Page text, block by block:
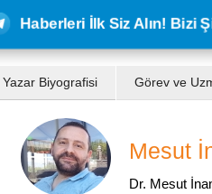
Haberleri İlk Siz Alın! Bizi
Yazar Biyografisi Görev ve
Mesut
Dr. Mesut